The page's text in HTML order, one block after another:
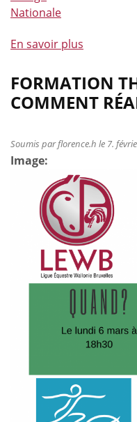
Nationale
En savoir plus
de
sur
comment
un
cheval
de
voltige
?
»
du
12
février
2023
FORMATION
COMMENT
Soumis parflorence.h le 7.
Image: